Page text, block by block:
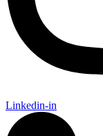
Linkedin-in